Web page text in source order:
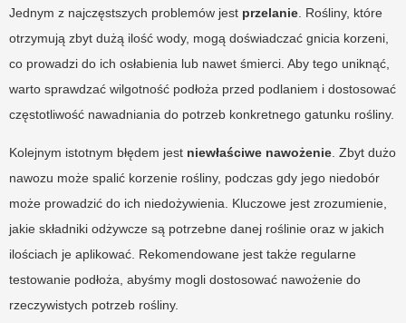
Jednym z najczęstszych problemów jest przelanie. Rośliny, które
otrzymują zbyt dużą ilość wody, mogą doświadczać gnicia korzeni,
co prowadzi do ich osłabienia lub nawet śmierci. Aby tego uniknąć,
warto sprawdzać wilgotność podłoża przed podlaniem i dostosować
częstotliwość nawadniania do potrzeb konkretnego gatunku rośliny.
Kolejnym istotnym błędem jest niewłaściwe nawożenie. Zbyt dużo
nawozu może spalić korzenie rośliny, podczas gdy jego niedobór
może prowadzić do ich niedożywienia. Kluczowe jest zrozumienie,
jakie składniki odżywcze są potrzebne danej roślinie oraz w jakich
ilościach je aplikować. Rekomendowane jest także regularne
testowanie podłoża, abyśmy mogli dostosować nawożenie do
rzeczywistych potrzeb rośliny.